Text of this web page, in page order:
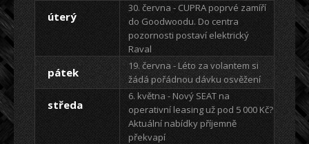
úterý
30. června - CUPRA poprvé zamíří
do Goodwoodu. Do centra
pozornosti postaví elektrický
Raval
pátek
19. června - Léto za volantem si
žádá pořádnou dávku osvěžení
středa
6. května - Nový SEAT na
operativní leasing už pod 5 000 Kč?
Aktuální nabídky příjemně
překvapí